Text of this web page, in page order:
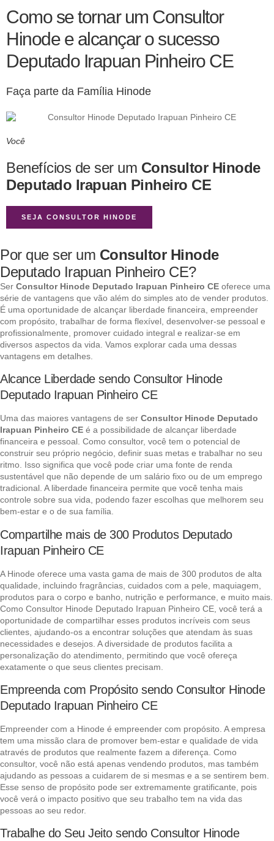
Como se tornar um Consultor
Hinode e alcançar o sucesso
Deputado Irapuan Pinheiro CE
Faça parte da Família Hinode
Você
Benefícios de ser um Consultor Hinode
Deputado Irapuan Pinheiro CE
SEJA CONSULTOR HINODE
Por que ser um Consultor Hinode
Deputado Irapuan Pinheiro CE?
Ser Consultor Hinode Deputado Irapuan Pinheiro CE oferece uma
série de vantagens que vão além do simples ato de vender produtos.
É uma oportunidade de alcançar liberdade financeira, empreender
com propósito, trabalhar de forma flexível, desenvolver-se pessoal e
profissionalmente, promover cuidado integral e realizar-se em
diversos aspectos da vida. Vamos explorar cada uma dessas
vantagens em detalhes.
Alcance Liberdade sendo Consultor Hinode
Deputado Irapuan Pinheiro CE
Uma das maiores vantagens de ser Consultor Hinode Deputado
Irapuan Pinheiro CE é a possibilidade de alcançar liberdade
financeira e pessoal. Como consultor, você tem o potencial de
construir seu próprio negócio, definir suas metas e trabalhar no seu
ritmo. Isso significa que você pode criar uma fonte de renda
sustentável que não depende de um salário fixo ou de um emprego
tradicional. A liberdade financeira permite que você tenha mais
controle sobre sua vida, podendo fazer escolhas que melhorem seu
bem-estar e o de sua família.
Compartilhe mais de 300 Produtos Deputado
Irapuan Pinheiro CE
A Hinode oferece uma vasta gama de mais de 300 produtos de alta
qualidade, incluindo fragrâncias, cuidados com a pele, maquiagem,
produtos para o corpo e banho, nutrição e performance, e muito mais.
Como Consultor Hinode Deputado Irapuan Pinheiro CE, você terá a
oportunidade de compartilhar esses produtos incríveis com seus
clientes, ajudando-os a encontrar soluções que atendam às suas
necessidades e desejos. A diversidade de produtos facilita a
personalização do atendimento, permitindo que você ofereça
exatamente o que seus clientes precisam.
Empreenda com Propósito sendo Consultor Hinode
Deputado Irapuan Pinheiro CE
Empreender com a Hinode é empreender com propósito. A empresa
tem uma missão clara de promover bem-estar e qualidade de vida
através de produtos que realmente fazem a diferença. Como
consultor, você não está apenas vendendo produtos, mas também
ajudando as pessoas a cuidarem de si mesmas e a se sentirem bem.
Esse senso de propósito pode ser extremamente gratificante, pois
você verá o impacto positivo que seu trabalho tem na vida das
pessoas ao seu redor.
Trabalhe do Seu Jeito sendo Consultor Hinode